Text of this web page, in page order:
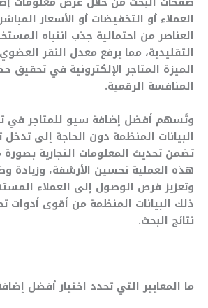
العملاء أو التخفيضات أو الأسعار
العناصر من احتمالية جذب انتباه
التقليدية، مما يرفع معدل النقر
الميزة المتاجر الإلكترونية في
المنافسة الرقمية.
وتُسهم أفضل إضافة سيو للمتاجر في
البيانات المنظمة دون الحاجة إلى
تضمن تحديث المعلومات التجارية
هذه العملية تحسين الأرشفة، وزيادة
وتعزيز فرص الوصول إلى العملاء
ذلك البيانات المنظمة من أقوى أدوات
نتائج البحث.
ما المعايير التي تحدد اختيار أفضل